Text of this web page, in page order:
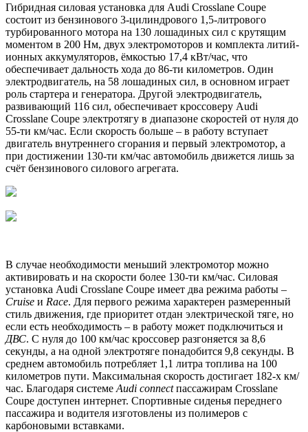
Гибридная силовая установка для Audi Crosslane Coupe
состоит из бензинового 3-цилиндрового 1,5-литрового
турбированного мотора на 130 лошадиных сил с крутящим
моментом в 200 Нм, двух электромоторов и комплекта литий-
ионных аккумуляторов, ёмкостью 17,4 кВт/час, что
обеспечивает дальность хода до 86-ти километров. Один
электродвигатель, на 58 лошадиных сил, в основном играет
роль стартера и генератора. Другой электродвигатель,
развивающий 116 сил, обеспечивает кроссоверу Audi
Crosslane Coupe электротягу в диапазоне скоростей от нуля до
55-ти км/час. Если скорость больше – в работу вступает
двигатель внутреннего сгорания и первый электромотор, а
при достижении 130-ти км/час автомобиль движется лишь за
счёт бензинового силового агрегата.
В случае необходимости меньший электромотор можно
активировать и на скорости более 130-ти км/час. Силовая
установка Audi Crosslane Coupe имеет два режима работы –
Cruise и Race. Для первого режима характерен размеренный
стиль движения, где приоритет отдан электрической тяге, но
если есть необходимость – в работу может подключиться и
ДВС. С нуля до 100 км/час кроссовер разгоняется за 8,6
секунды, а на одной электротяге понадобится 9,8 секунды. В
среднем автомобиль потребляет 1,1 литра топлива на 100
километров пути. Максимальная скорость достигает 182-х км/
час. Благодаря системе Audi connectпассажирам Crosslane
Coupe доступен интернет. Спортивные сиденья переднего
пассажира и водителя изготовлены из полимеров с
карбоновыми вставками.